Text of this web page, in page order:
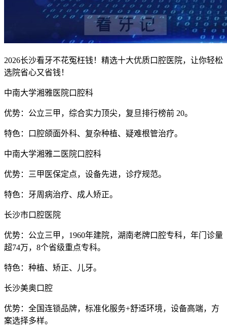
2026长沙看牙不花冤枉钱！精选十大优质口腔医院，让你轻松
选院省心又省钱！
中南大学湘雅医院口腔科
优势：公立三甲，综合实力顶尖，复旦排行榜前 20。
特色：口腔颌面外科、复杂种植、疑难根管治疗。
中南大学湘雅二医院口腔科
优势：三甲医保定点，设备先进，诊疗规范。
特色：牙周病治疗、成人矫正。
长沙市口腔医院
优势：公立三甲，1960年建院，湖南老牌口腔专科，年门诊量
超74万，8个省级重点专科。
特色：种植、矫正、儿牙。
长沙美奥口腔
优势：全国连锁品牌，标准化服务+舒适环境，设备高端，方
案选择多样。